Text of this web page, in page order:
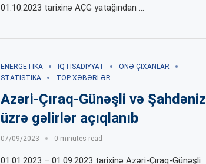
01.10.2023 tarixinə AÇG yatağından …
ENERGETIKA İQTISADIYYAT
ÖNƏ ÇIXANLAR
STATISTIKA
TOP XƏBƏRLƏR
Azəri-Çıraq-Günəşli və Şahdəniz
üzrə gəlirlər açıqlanıb
07/09/2023 0 minutes read
01.01.2023 – 01.09.2023 tarixinə Azəri-Çıraq-Günəşli